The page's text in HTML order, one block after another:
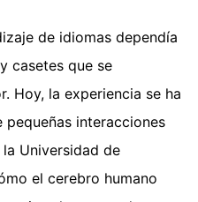
de idiomas dependía
casetes que se
Hoy, la experiencia se ha
interacciones
Universidad de
el cerebro humano